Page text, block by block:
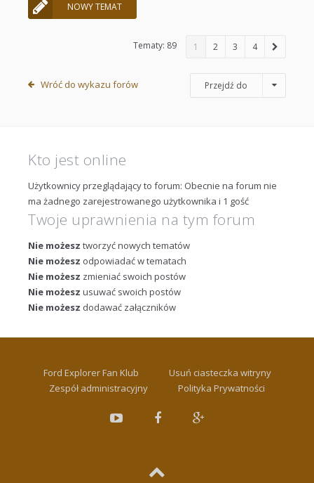
NOWY TEMAT
Tematy: 89 1 2 3 4
Wróć do wykazu forów Przejdź do
Kto jest online
Użytkownicy przeglądający to forum: Obecnie na forum nie
ma żadnego zarejestrowanego użytkownika i 1 gość
Twoje uprawnienia na tym forum
Nie możesz tworzyć nowych tematów
Nie możesz odpowiadać w tematach
Nie możesz zmieniać swoich postów
Nie możesz usuwać swoich postów
Nie możesz dodawać załączników
Ford Explorer Fan Klub
Usuń ciasteczka witryny
Zespół administracyjny
Polityka Prywatności